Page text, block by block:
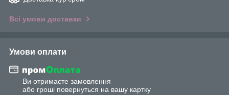
Всі умови доставки
Умови оплати
Ви отримаєте замовлення
або гроші повернуться на вашу картку